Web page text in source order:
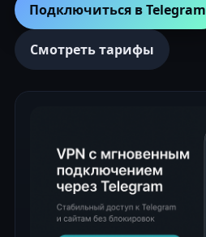
Подключиться в Telegram
Смотреть тарифы